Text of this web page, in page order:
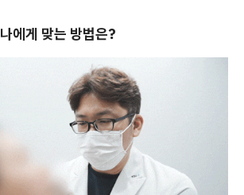
나에게 맞는 방법은?